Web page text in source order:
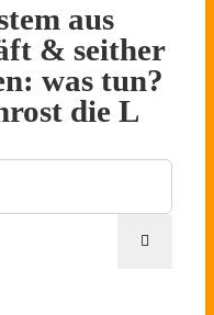
aus
& seither
was tun?
die L